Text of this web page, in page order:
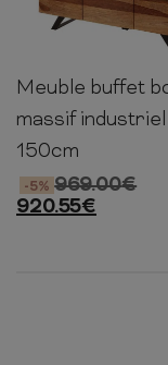
85cm 148cm
Meuble buffet
massif
150cm
969.00€
-5%
920.55€